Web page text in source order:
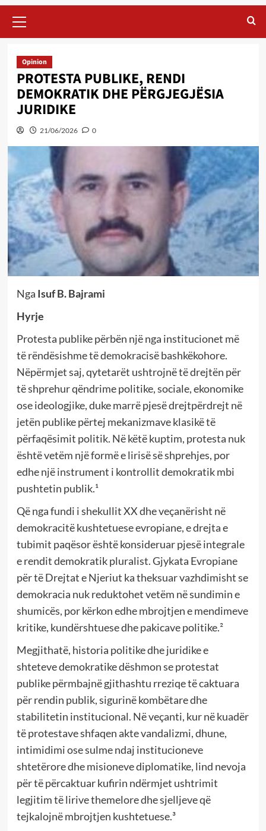
Menu
Opinion
PROTESTA PUBLIKE, RENDI
DEMOKRATIK DHE PËRGJEGJËSIA
JURIDIKE
21/06/2026 0
Nga Isuf B. Bajrami
Hyrje
Protesta publike përbën një nga institucionet më
të rëndësishme të demokracisë bashkëkohore.
Nëpërmjet saj, qytetarët ushtrojnë të drejtën për
të shprehur qëndrime politike, sociale, ekonomike
ose ideologjike, duke marrë pjesë drejtpërdrejt në
jetën publike përtej mekanizmave klasikë të
përfaqësimit politik. Në këtë kuptim, protesta nuk
është vetëm një formë e lirisë së shprehjes, por
edhe një instrument i kontrollit demokratik mbi
pushtetin publik.¹
Që nga fundi i shekullit XX dhe veçanërisht në
demokracitë kushtetuese evropiane, e drejta e
tubimit paqësor është konsideruar pjesë integrale
e rendit demokratik pluralist. Gjykata Evropiane
për të Drejtat e Njeriut ka theksuar vazhdimisht se
demokracia nuk reduktohet vetëm në sundimin e
shumicës, por kërkon edhe mbrojtjen e mendimeve
kritike, kundërshtuese dhe pakicave politike.²
Megjithatë, historia politike dhe juridike e
shteteve demokratike dëshmon se protestat
publike përmbajnë gjithashtu rreziqe të caktuara
për rendin publik, sigurinë kombëtare dhe
stabilitetin institucional. Në veçanti, kur në kuadër
të protestave shfaqen akte vandalizmi, dhune,
intimidimi ose sulme ndaj institucioneve
shtetërore dhe misioneve diplomatike, lind nevoja
për të përcaktuar kufirin ndërmjet ushtrimit
legjitim të lirive themelore dhe sjelljeve që
tejkalojnë mbrojtjen kushtetuese.³